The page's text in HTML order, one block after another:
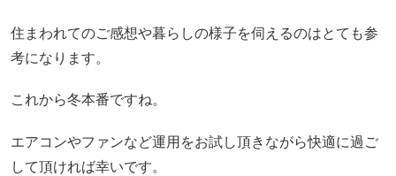
住まわれてのご感想や暮らしの様子を伺えるのはとても参
考になります。
これから冬本番ですね。
エアコンやファンなど運用をお試し頂きながら快適に過ご
して頂ければ幸いです。